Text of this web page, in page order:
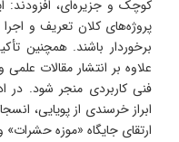
کوچک و جزیره‌ای، افزودند:
پروژه‌های کلان تعریف و
برخوردار باشند. همچنین
علاوه بر انتشار مقالات
فنی کاربردی منجر شود. در
ابراز خرسندی از پویایی،
ارتقای جایگاه «موزه حشرات»